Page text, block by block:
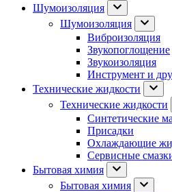
Шумоизоляция
Шумоизоляция
Виброизоляция
Звукопоглощение
Звукоизоляция
Инструмент и
Технические жидкости
Технические жидкости
Синтетические
Присадки
Охлаждающие
Сервисные
Бытовая химия
Бытовая химия